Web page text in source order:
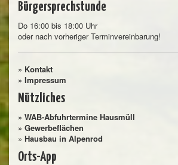
Bürgersprechstunde
Do 16:00 bis 18:00 Uhr
oder nach vorheriger Terminvereinbarung!
» Kontakt
» Impressum
Nützliches
» WAB-Abfuhrtermine Hausmüll
» Gewerbeflächen
» Hausbau in Alpenrod
Orts-App